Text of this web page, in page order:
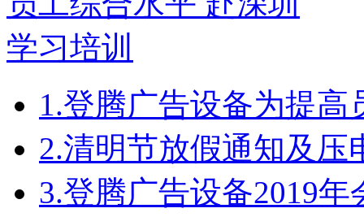
1.登腾广告设备为提高
2.清明节放假通知及压
3.登腾广告设备2019